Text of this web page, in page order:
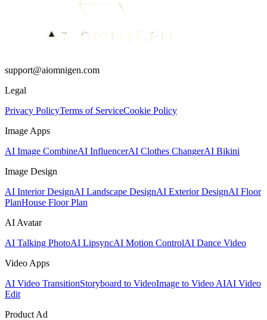
support@aiomnigen.com
Legal
Privacy PolicyTerms of ServiceCookie Policy
Image Apps
AI Image CombineAI InfluencerAI Clothes ChangerAI Bikini
Image Design
AI Interior DesignAI Landscape DesignAI Exterior DesignAI Floor
PlanHouse Floor Plan
AI Avatar
AI Talking PhotoAI LipsyncAI Motion ControlAI Dance Video
Video Apps
AI Video TransitionStoryboard to VideoImage to Video AIAI Video
Edit
Product Ad